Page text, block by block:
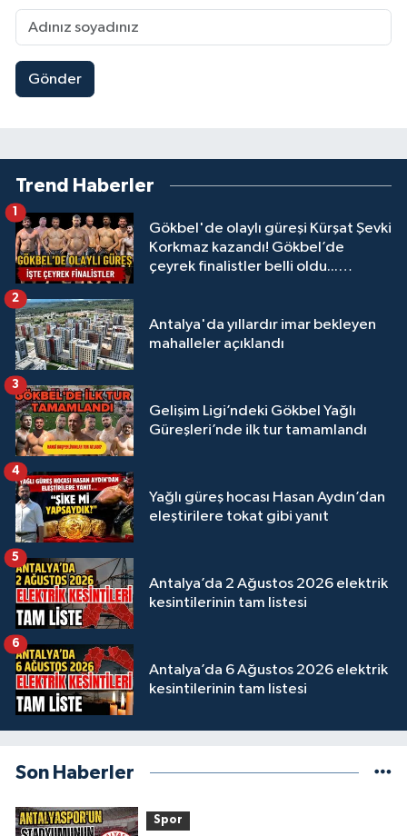
Gönder
Trend Haberler
Gökbel'de olaylı güreşi Kürşat Şevki
Korkmaz kazandı! Gökbel’de
çeyrek finalistler belli oldu...
1
Antalya'da yıllardır imar bekleyen
mahalleler açıklandı
2
Gelişim Ligi’ndeki Gökbel Yağlı
Güreşleri’nde ilk tur tamamlandı
3
Yağlı güreş hocası Hasan Aydın’dan
eleştirilere tokat gibi yanıt
4
Antalya’da 2 Ağustos 2026 elektrik
kesintilerinin tam listesi
5
Antalya’da 6 Ağustos 2026 elektrik
kesintilerinin tam listesi
6
Son Haberler
Spor